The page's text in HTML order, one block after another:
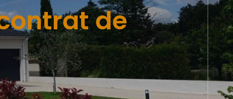
de